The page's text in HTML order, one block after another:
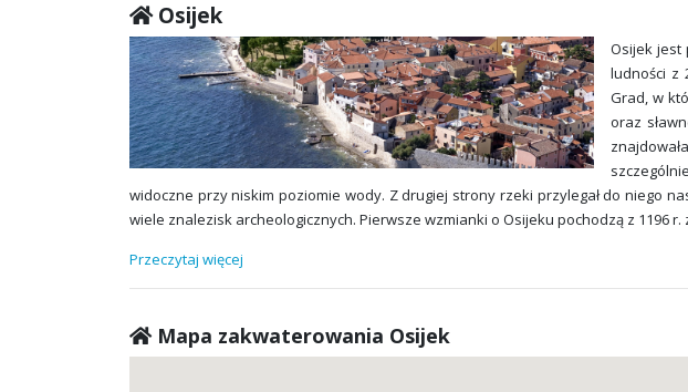
Osijek
Osijek jest
ludności z
Grad, w
oraz
widoczne przy niskim poziomie wody. Z drugiej strony rzeki przylegał do niego
wiele znalezisk archeologicznych. Pierwsze wzmianki o Osijeku pochodzą z 1196
Przeczytaj więcej
Mapa zakwaterowania Osijek